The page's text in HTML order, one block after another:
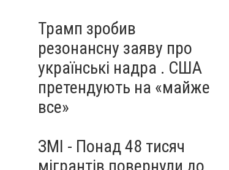
Трамп зробив
резонансну заяву про
українські надра . США
претендують на «майже
все»
ЗМІ - Понад 48 тисяч